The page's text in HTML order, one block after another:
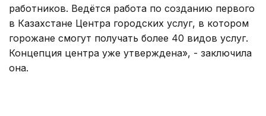
работников. Ведётся работа по созданию первого
в Казахстане Центра городских услуг, в котором
горожане смогут получать более 40 видов услуг.
Концепция центра уже утверждена», - заключила
она.